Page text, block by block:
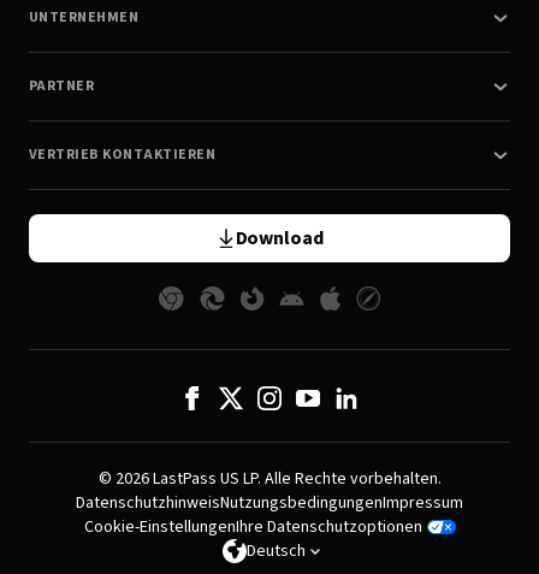
UNTERNEHMEN
PARTNER
VERTRIEB KONTAKTIEREN
Download
© 2026 LastPass US LP. Alle Rechte vorbehalten.
DatenschutzhinweisNutzungsbedingungenImpressum
Cookie-EinstellungenIhre Datenschutzoptionen
Deutsch